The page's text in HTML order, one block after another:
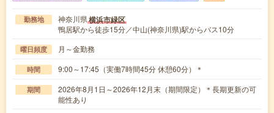
勤務地 神奈川県横浜市緑区
鴨居駅から徒歩15分／中山(神奈川県)駅からバス10分
曜日頻度 月～金勤務
時間 9:00～17:45（実働7時間45分 休憩60分）＊
期間
2026年8月1日～2026年12月末（期間限定）＊長期更新の可
能性あり